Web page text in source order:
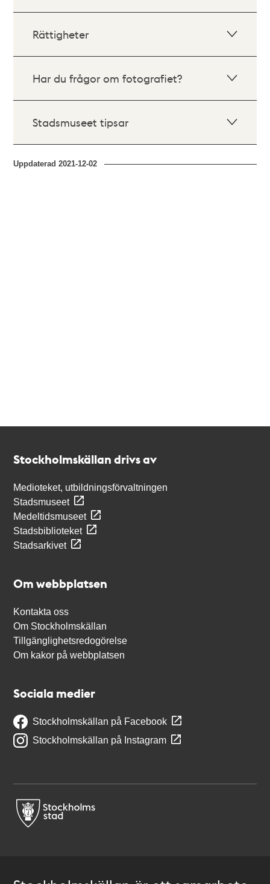
Rättigheter
Har du frågor om fotografiet?
Stadsmuseet tipsar
Uppdaterad2021-12-02
Stockholmskällan drivs av
Medioteket, utbildningsförvaltningen
Stadsmuseet
Medeltidsmuseet
Stadsbiblioteket
Stadsarkivet
Om webbplatsen
Kontakta oss
Om Stockholmskällan
Tillgänglighetsredogörelse
Om kakor på webbplatsen
Sociala medier
Stockholmskällan på Facebook
Stockholmskällan på Instagram